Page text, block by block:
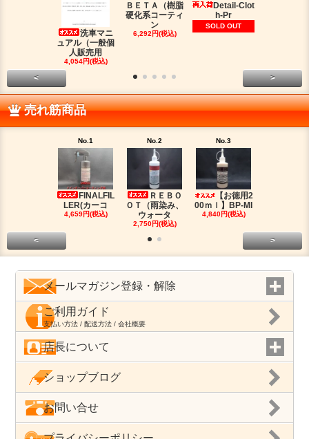
洗車マニ
ュアル（一般個
人販売用
4,054円(税込)
ＢＥＴＡ（樹脂
硬化系コーティ
ン
6,292円(税込)
Detail-Clot
h-Pr
SOLD OUT
< >
売れ筋商品
No.1
FINALFIL
LER(カーコ
4,659円(税込)
No.2
ＲＥＢＯ
ＯＴ（雨染み、
ウォータ
2,750円(税込)
No.3
【お徳用2
00ｍｌ】BP-MI
4,840円(税込)
< >
メールマガジン登録・解除
ご利用ガイド
支払い方法 / 配送方法 / 会社概要
店長について
ショップブログ
お問い合せ